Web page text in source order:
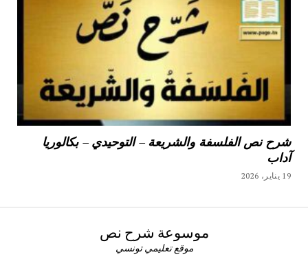
شرح نص الفلسفة والشريعة – التوحيدي – بكالوريا
آداب
19 يناير، 2026
موسوعة شرح نص
موقع تعليمي تونسي